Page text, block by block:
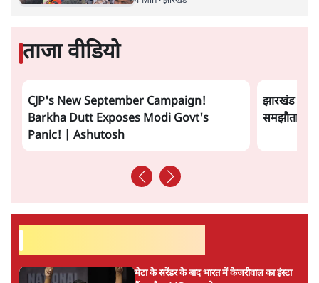
सत्य हिन्दी ऐपडाउनलोड
वंदिता मिश्राकी और स्टोरी पढ़ें